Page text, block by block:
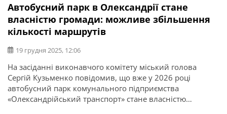
Автобусний парк в Олександрії стане
власністю громади: можливе збільшення
кількості маршрутів
19 грудня 2025, 12:06
На засіданні виконавчого комітету міський голова
Сергій Кузьменко повідомив, що вже у 2026 році
автобусний парк комунального підприємства
«Олександрійський транспорт» стане власністю